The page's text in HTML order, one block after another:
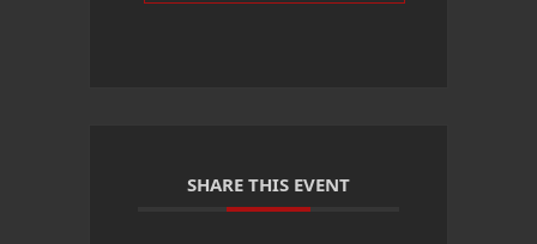
SHARE THIS EVENT